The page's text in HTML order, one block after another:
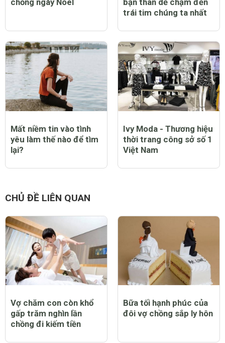
chồng ngày Noel
bạn thân dễ chạm đến
trái tim chúng ta nhất
Mất niềm tin vào tình
yêu làm thế nào để tìm
lại?
Ivy Moda - Thương hiệu
thời trang công sở số 1
Việt Nam
CHỦ ĐỀ LIÊN QUAN
Vợ chăm con còn khổ
gấp trăm nghìn lần
chồng đi kiếm tiền
Bữa tối hạnh phúc của
đôi vợ chồng sắp ly hôn